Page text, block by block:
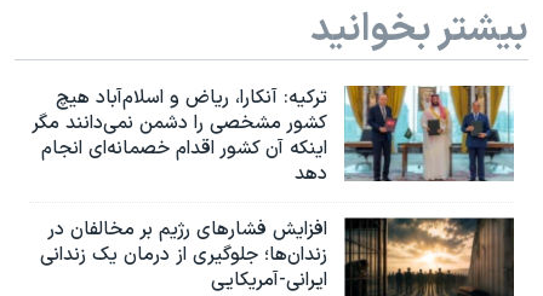
بیشتر بخوانید
ترکیه: آنکارا، ریاض و اسلام‌آباد هیچ
کشور مشخصی را دشمن نمی‌دانند مگر
اینکه آن کشور اقدام خصمانه‌ای انجام
دهد
افزایش فشارهای رژیم بر مخالفان در
زندان‌ها؛ جلوگیری از درمان یک زندانی
ایرانی-آمریکایی